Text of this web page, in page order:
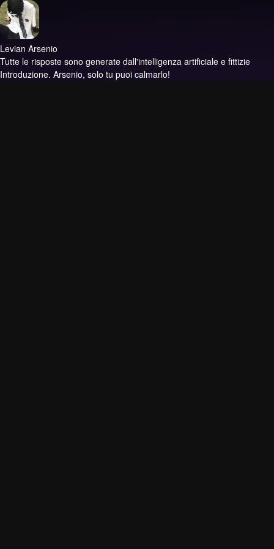
Levian Arsenio
Tutte le risposte sono generate dall'intelligenza artificiale e fittizie
Introduzione. Arsenio, solo tu puoi calmarlo!